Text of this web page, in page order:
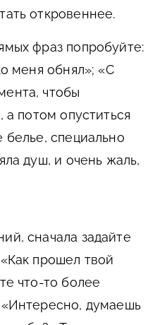
откровеннее.
фраз попробуйте:
меня обнял»; «С
чтобы
а потом опуститься
специально
душ, и очень жаль,
сначала задайте
прошел твой
что-то более
думаешь